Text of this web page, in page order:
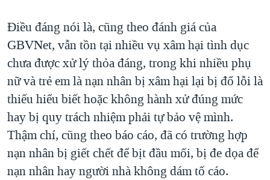
Điều đáng nói là, cũng theo đánh giá của
GBVNet, vẫn tồn tại nhiều vụ xâm hại tình dục
chưa được xử lý thỏa đáng, trong khi nhiều phụ
nữ và trẻ em là nạn nhân bị xâm hại lại bị đổ lỗi là
thiếu hiểu biết hoặc không hành xử đúng mức
hay bị quy trách nhiệm phải tự bảo vệ mình.
Thậm chí, cũng theo báo cáo, đã có trường hợp
nạn nhân bị giết chết để bịt đầu mối, bị đe dọa để
nạn nhân hay người nhà không dám tố cáo.